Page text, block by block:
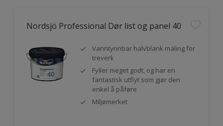
Nordsjö Professional Dør list og panel 40
Vanntynnbar halvblank maling for
treverk
Fyller meget godt, og har en
fantastisk utflyt som gjør den
enkel å påføre
Miljømerket